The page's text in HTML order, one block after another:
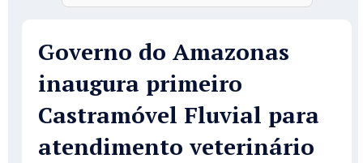
Governo do Amazonas
inaugura primeiro
Castramóvel Fluvial para
atendimento veterinário